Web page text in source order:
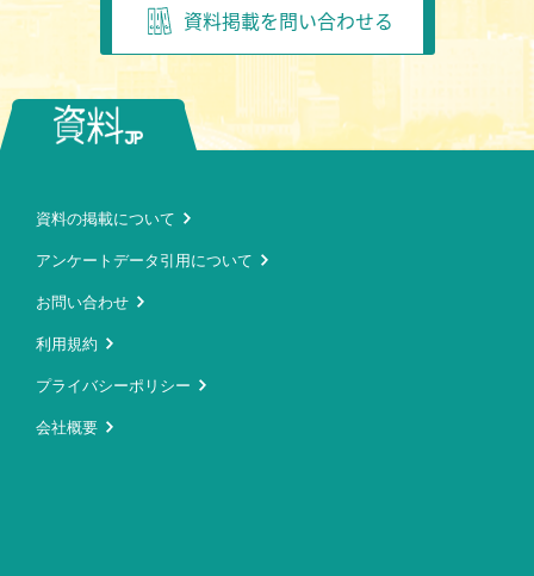
資料掲載を問い合わせる
資料の掲載について
アンケートデータ引用について
お問い合わせ
利用規約
プライバシーポリシー
会社概要